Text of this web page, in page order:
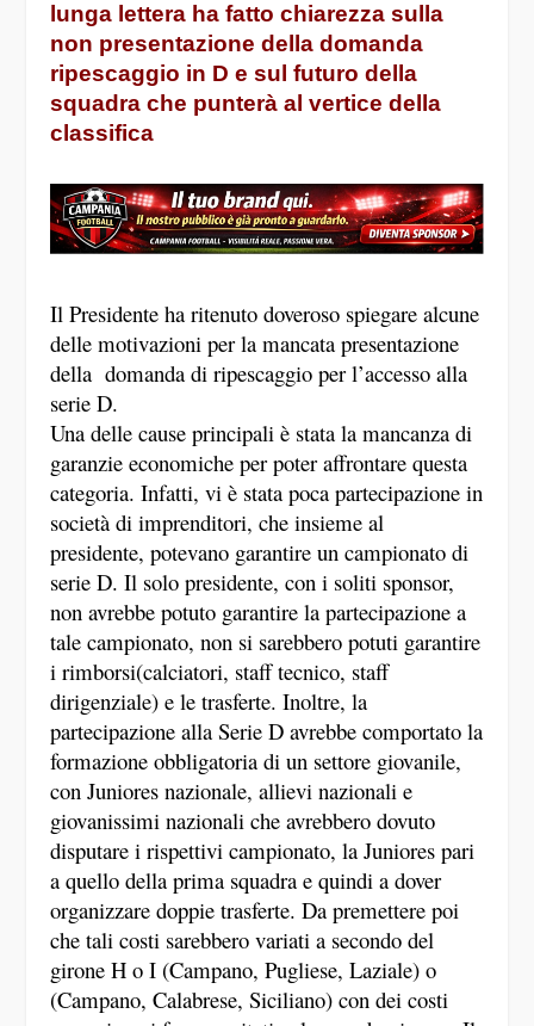
lunga lettera ha fatto chiarezza sulla
non presentazione della domanda
ripescaggio in D e sul futuro della
squadra che punterà al vertice della
classifica
Il Presidente ha ritenuto doveroso spiegare alcune
delle motivazioni per la mancata presentazione
della domanda di ripescaggio per l’accesso alla
serie D.
Una delle cause principali è stata la mancanza di
garanzie economiche per poter affrontare questa
categoria. Infatti, vi è stata poca partecipazione in
società di imprenditori, che insieme al
presidente, potevano garantire un campionato di
serie D. Il solo presidente, con i soliti sponsor,
non avrebbe potuto garantire la partecipazione a
tale campionato, non si sarebbero potuti garantire
i rimborsi(calciatori, staff tecnico, staff
dirigenziale) e le trasferte. Inoltre, la
partecipazione alla Serie D avrebbe comportato la
formazione obbligatoria di un settore giovanile,
con Juniores nazionale, allievi nazionali e
giovanissimi nazionali che avrebbero dovuto
disputare i rispettivi campionato, la Juniores pari
a quello della prima squadra e quindi a dover
organizzare doppie trasferte. Da premettere poi
che tali costi sarebbero variati a secondo del
girone H o I (Campano, Pugliese, Laziale) o
(Campano, Calabrese, Siciliano) con dei costi